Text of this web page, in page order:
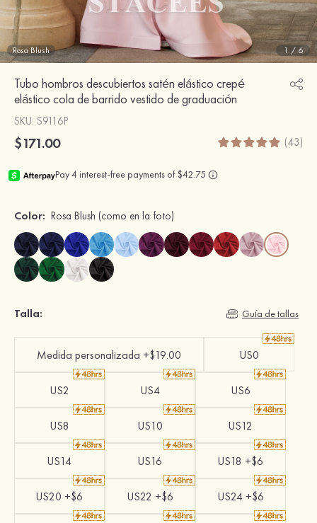
Rosa Blush 1/ 6
Tubo hombros descubiertos satén elástico crepé
elástico cola de barrido vestido de graduación
SKU: S9116P
$171.00 (43)
Color: Rosa Blush (como en la foto)
Talla: Guía de tallas
Medida personalizada +$19.00 US0
US2 US4 US6
US8 US10 US12
US14 US16 US18 +$6
US20 +$6 US22 +$6 US24 +$6